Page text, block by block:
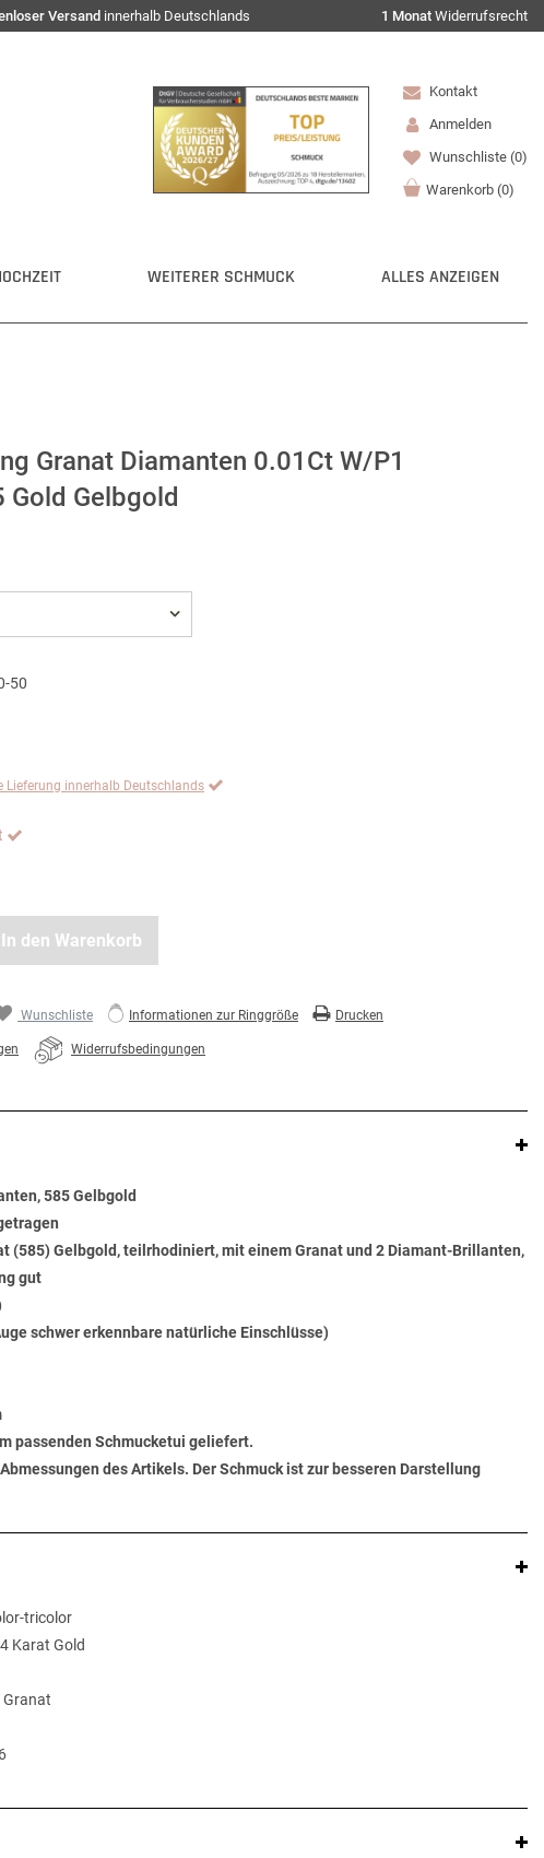
Versand innerhalb Deutschlands 1 Monat Widerrufsrecht
Kontakt
Anmelden
Wunschliste (0)
Warenkorb (0)
WEITERER SCHMUCK ALLES ANZEIGEN
Granat Diamanten 0.01Ct W/P1
Gold Gelbgold
50
Lieferung innerhalb Deutschlands
In den Warenkorb
Wunschliste Informationen zur Ringgröße Drucken
Widerrufsbedingungen
585 Gelbgold
(585) Gelbgold, teilrhodiniert, mit einem Granat und 2 Diamant-Brillanten,
gut
schwer erkennbare natürliche Einschlüsse)
passenden Schmucketui geliefert.
des Artikels. Der Schmuck ist zur besseren Darstellung
tricolor
Karat Gold
Granat